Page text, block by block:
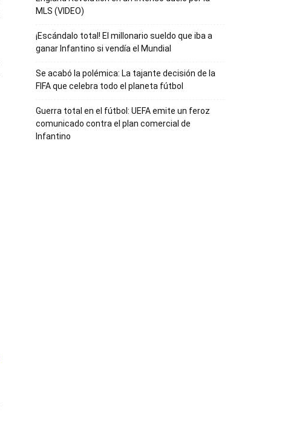
MLS (VIDEO)
¡Escándalo total! El millonario sueldo que iba a
ganar Infantino si vendía el Mundial
Se acabó la polémica: La tajante decisión de la
FIFA que celebra todo el planeta fútbol
Guerra total en el fútbol: UEFA emite un feroz
comunicado contra el plan comercial de
Infantino